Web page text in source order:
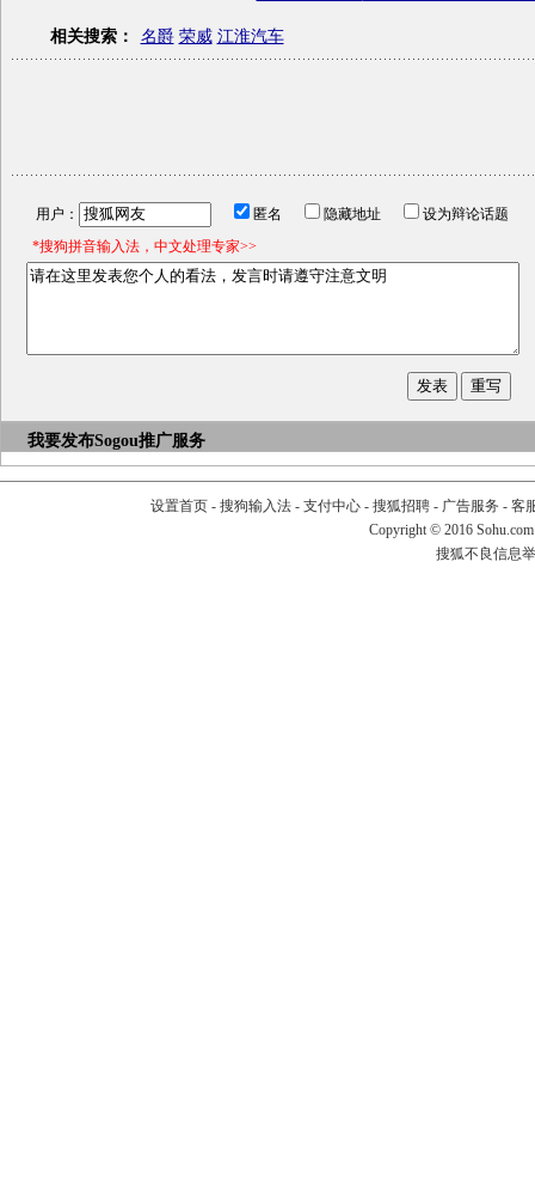
相关搜索： 名爵 荣威 江淮汽车
用户： 匿名 隐藏地址
设为辩论话题
*搜狗拼音输入法，中文处理专家>>
我要发布Sogou推广服务
设置首页- 搜狗输入法- 支付中心- 搜狐招聘- 广告服务 - 客
Copyright © 2016
搜狐不良信息